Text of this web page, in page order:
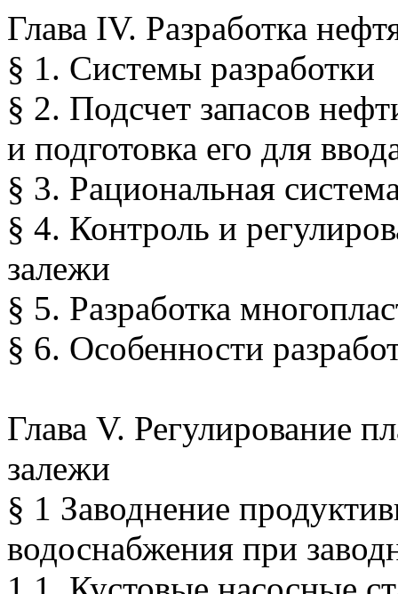
Глава IV. Разработка
§ 1. Системы разработки
§ 2. Подсчет запасов
и подготовка его для
§ 3. Рациональная
§ 4. Контроль и
залежи
§ 5. Разработка
§ 6. Особенности
Глава V. Регулирование
залежи
§ 1 Заводнение
водоснабжения при